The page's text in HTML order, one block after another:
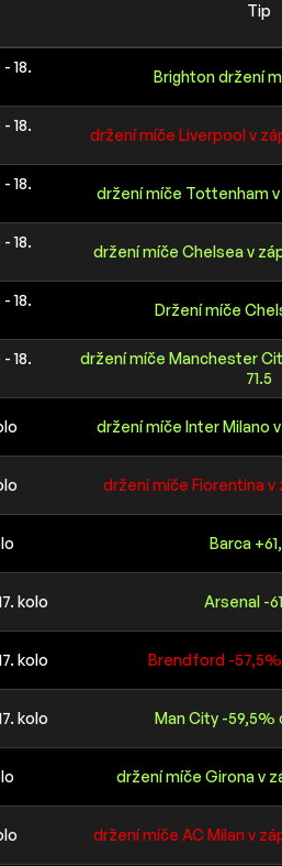
Tip
18.
Brighton držení
18.
držení míče Liverpool v
18.
držení míče Tottenham v
18.
držení míče Chelsea v
18.
Držení míče
18.
držení míče Manchester
71.5
držení míče Inter Milano
držení míče Fiorentina v
Barca
kolo Arsenal -
kolo Brendford -
kolo Man City -59,5%
držení míče Girona v
držení míče AC Milan v